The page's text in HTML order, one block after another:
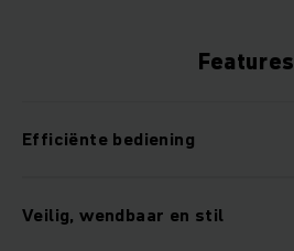
Features
Efficiënte bediening
Veilig, wendbaar en stil